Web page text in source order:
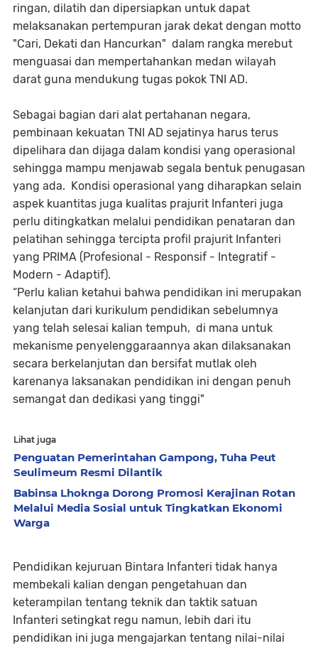
ringan, dilatih dan dipersiapkan untuk dapat
melaksanakan pertempuran jarak dekat dengan motto
"Cari, Dekati dan Hancurkan" dalam rangka merebut
menguasai dan mempertahankan medan wilayah
darat guna mendukung tugas pokok TNI AD.
Sebagai bagian dari alat pertahanan negara,
pembinaan kekuatan TNI AD sejatinya harus terus
dipelihara dan dijaga dalam kondisi yang operasional
sehingga mampu menjawab segala bentuk penugasan
yang ada. Kondisi operasional yang diharapkan selain
aspek kuantitas juga kualitas prajurit Infanteri juga
perlu ditingkatkan melalui pendidikan penataran dan
pelatihan sehingga tercipta profil prajurit Infanteri
yang PRIMA (Profesional - Responsif - Integratif -
Modern - Adaptif).
“Perlu kalian ketahui bahwa pendidikan ini merupakan
kelanjutan dari kurikulum pendidikan sebelumnya
yang telah selesai kalian tempuh, di mana untuk
mekanisme penyelenggaraannya akan dilaksanakan
secara berkelanjutan dan bersifat mutlak oleh
karenanya laksanakan pendidikan ini dengan penuh
semangat dan dedikasi yang tinggi"
Lihat juga
Penguatan Pemerintahan Gampong, Tuha Peut
Seulimeum Resmi Dilantik
Babinsa Lhoknga Dorong Promosi Kerajinan Rotan
Melalui Media Sosial untuk Tingkatkan Ekonomi
Warga
Pendidikan kejuruan Bintara Infanteri tidak hanya
membekali kalian dengan pengetahuan dan
keterampilan tentang teknik dan taktik satuan
Infanteri setingkat regu namun, lebih dari itu
pendidikan ini juga mengajarkan tentang nilai-nilai